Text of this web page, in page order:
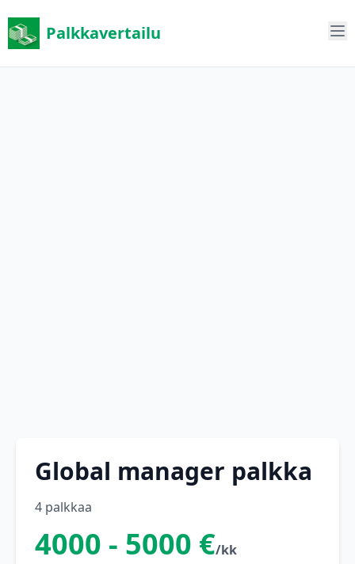
Palkkavertailu
Global manager palkka
4 palkkaa
4000 - 5000 €/kk